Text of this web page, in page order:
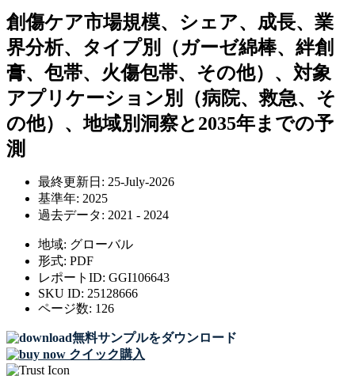
創傷ケア市場規模、シェア、成長、業
界分析、タイプ別（ガーゼ綿棒、絆創
膏、包帯、火傷包帯、その他）、対象
アプリケーション別（病院、救急、そ
の他）、地域別洞察と2035年までの予
測
最終更新日: 25-July-2026
基準年: 2025
過去データ: 2021 - 2024
地域: グローバル
形式: PDF
レポートID: GGI106643
SKU ID: 25128666
ページ数: 126
無料サンプルをダウンロード
クイック購入